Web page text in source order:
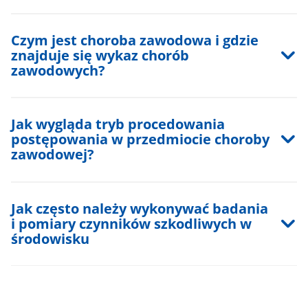
Czym jest choroba zawodowa i gdzie
znajduje się wykaz chorób
zawodowych?
Jak wygląda tryb procedowania
postępowania w przedmiocie choroby
zawodowej?
Jak często należy wykonywać badania
i pomiary czynników szkodliwych w
środowisku